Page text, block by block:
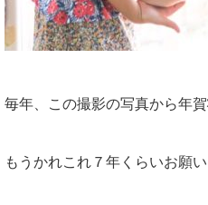
毎年、この撮影の写真から年賀
もうかれこれ７年くらいお願い